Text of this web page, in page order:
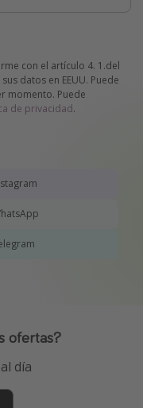
con el artículo 4. 1.del
datos en EEUU. Puede
momento. Puede
de privacidad.
ofertas?
día